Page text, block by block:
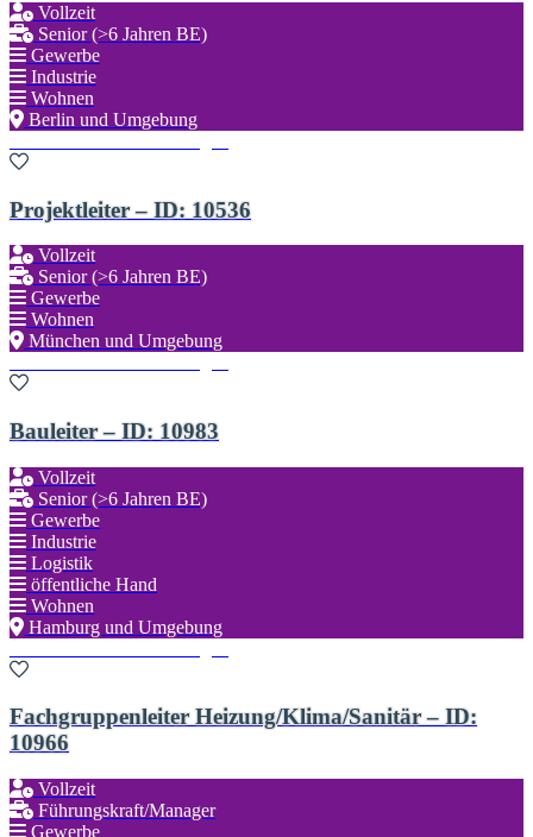
Vollzeit
Senior (>6 Jahren BE)
Gewerbe
Industrie
Wohnen
Berlin und Umgebung
Projektleiter – ID: 10536
Vollzeit
Senior (>6 Jahren BE)
Gewerbe
Wohnen
München und Umgebung
Bauleiter – ID: 10983
Vollzeit
Senior (>6 Jahren BE)
Gewerbe
Industrie
Logistik
öffentliche Hand
Wohnen
Hamburg und Umgebung
Fachgruppenleiter Heizung/Klima/Sanitär – ID:
10966
Vollzeit
Führungskraft/Manager
Gewerbe